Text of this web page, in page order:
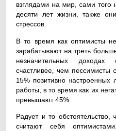
взглядами на мир, сами
десяти лет жизни, также
стрессов.
В то время как оптимисты
зарабатывают на треть
незначительных
счастливее, чем пессимисты
15% позитивно
работы, в то время как их
превышают 45%.
Радует и то
считают себя